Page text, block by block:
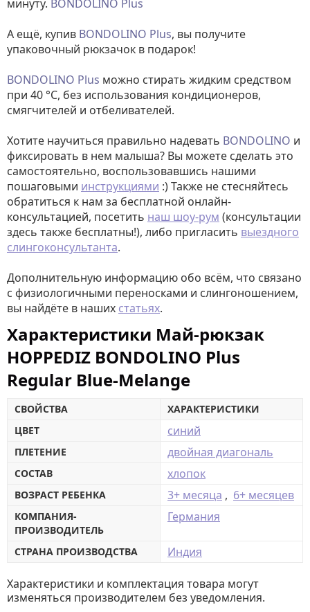
минуту. BONDOLINO Plus
А ещё, купив BONDOLINO Plus, вы получите
упаковочный рюкзачок в подарок!
BONDOLINO Plus можно стирать жидким средством
при 40 °C, без использования кондиционеров,
смягчителей и отбеливателей.
Хотите научиться правильно надевать BONDOLINO и
фиксировать в нем малыша? Вы можете сделать это
самостоятельно, воспользовавшись нашими
пошаговыми инструкциями :) Также не стесняйтесь
обратиться к нам за бесплатной онлайн-
консультацией, посетить наш шоу-рум (консультации
здесь также бесплатны!), либо пригласить выездного
слингоконсультанта.
Дополнительную информацию обо всём, что связано
с физиологичными переносками и слингоношением,
вы найдёте в наших статьях.
Характеристики Май-рюкзак
HOPPEDIZ BONDOLINO Plus
Regular Blue-Melange
СВОЙСТВА
ХАРАКТЕРИСТИКИ
ЦВЕТ
синий
ПЛЕТЕНИЕ двойная диагональ
СОСТАВ хлопок
ВОЗРАСТ РЕБЕНКА 3+ месяца , 6+ месяцев
КОМПАНИЯ-
ПРОИЗВОДИТЕЛЬ
Германия
СТРАНА ПРОИЗВОДСТВА Индия
Характеристики и комплектация товара могут
изменяться производителем без уведомления.